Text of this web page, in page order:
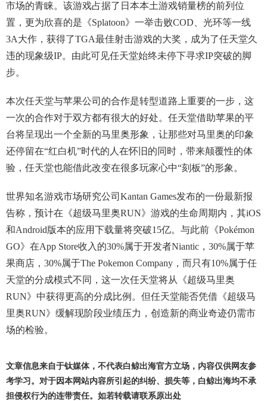
市场的青睐。该游戏占据了日本本土游戏销量榜的前列位
置，更为欣喜的是《Splatoon》一举击败COD、光环等一线
3A大作，获得了TGA最佳射击游戏的大奖，成为了任天堂久
违的现象级IP。由此可见任天堂始终未停下寻求IP突破的脚
步。
本次任天堂与苹果公司的合作是转型道路上重要的一步，这
一次的合作对于双方都有很大的好处。任天堂借助苹果的平
台将呈现出一个全新的马里奥形象，让那些对马里奥的印象
还停留在“红白机”时代的人在怀旧的同时，带来颠覆性的体
验，任天堂也能借此改变在很多玩家心中“刻板”的形象。
世界知名游戏市场研究公司Kantan Games发布的一份最新报
告称，预计在《超级马里奥RUN》游戏的生命周期内，其iOS
和Android版本的应用下载量将突破15亿。与此前《Pokémon
GO》在App Store收入的30%属于开发者Niantic，30%属于苹
果商店，30%属于The Pokemon Company，而只有10%属于任
天堂的分成模式不同，这一次任天堂将从《超级马里奥
RUN》中获得更高的分成比例。但任天堂能否凭借《超级马
里奥RUN》缓解现阶段业绩压力，创造新的商业奇迹仍需市
场的检验。
文章信息来自于钛媒体，不代表白鲸出海官方立场，内容仅供网友参
考学习。对于因本网站内容所引起的纠纷、损失等，白鲸出海均不承
担侵权行为的连带责任。如若转载请联系原出处